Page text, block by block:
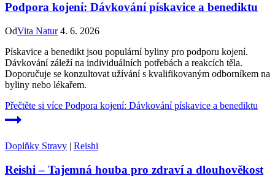
Podpora kojení: Dávkování pískavice a benediktu
OdVita Natur 4. 6. 2026
Pískavice a benedikt jsou populární byliny pro podporu kojení.
Dávkování záleží na individuálních potřebách a reakcích těla.
Doporučuje se konzultovat užívání s kvalifikovaným odborníkem na
byliny nebo lékařem.
Přečtěte si více Podpora kojení: Dávkování pískavice a benediktu
Doplňky Stravy | Reishi
Reishi – Tajemná houba pro zdraví a dlouhověkost